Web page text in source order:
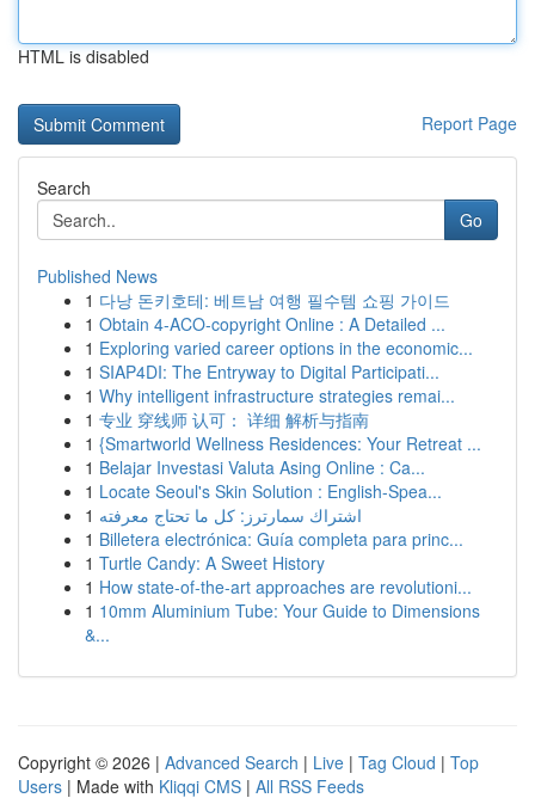
HTML is disabled
Report Page
Search
Go
Published News
1 다낭 돈키호테: 베트남 여행 필수템 쇼핑 가이드
1 Obtain 4-ACO-copyright Online : A Detailed ...
1 Exploring varied career options in the economic...
1 SIAP4DI: The Entryway to Digital Participati...
1 Why intelligent infrastructure strategies remai...
1 专业 穿线师 认可： 详细 解析与指南
1 {Smartworld Wellness Residences: Your Retreat ...
1 Belajar Investasi Valuta Asing Online : Ca...
1 Locate Seoul's Skin Solution : English-Spea...
1 اشتراك سمارترز: كل ما تحتاج معرفته
1 Billetera electrónica: Guía completa para princ...
1 Turtle Candy: A Sweet History
1 How state-of-the-art approaches are revolutioni...
1 10mm Aluminium Tube: Your Guide to Dimensions
&...
Copyright © 2026 | Advanced Search | Live | Tag Cloud | Top
Users | Made with Kliqqi CMS | All RSS Feeds